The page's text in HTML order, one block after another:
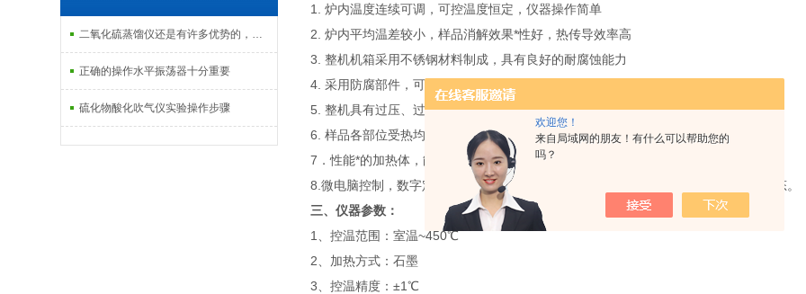
欢迎您！
来自局域网的朋友！有什么可以帮助您的
吗？
1. 炉内温度连续可调，可控温度恒定，仪器操作简单
2. 炉内平均温差较小，样品消解效果*性好，热传导效率高
3. 整机机箱采用不锈钢材料制成，具有良好的耐腐蚀能力
4. 采用防腐部件，可以在强酸、强碱等腐蚀环境中放心使用
5. 整机具有过压、过流、过热等多重保护
6. 样品各部位受热均匀，大程度上防止了热量的散失
7．性能*的加热体，能保证各个消解孔之间温度均匀性
8.微电脑控制，数字定时，操作简单方便。超温跟踪报警，实施掌握实验过程中的状态。
三、仪器参数：
1、控温范围：室温~450℃
2、加热方式：石墨
3、控温精度：±1℃
二氧化硫蒸馏仪还是有许多优势的，不妨先看看下文！
正确的操作水平振荡器十分重要
硫化物酸化吹气仪实验操作步骤